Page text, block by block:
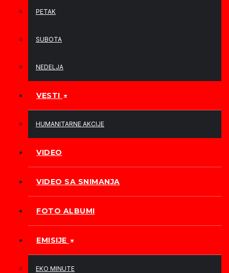
PETAK
SUBOTA
NEDELJA
VESTI
HUMANITARNE AKCIJE
VIDEO
VIDEO SA SNIMANJA
FOTO ALBUMI
EMISIJE
EKO MINUTE